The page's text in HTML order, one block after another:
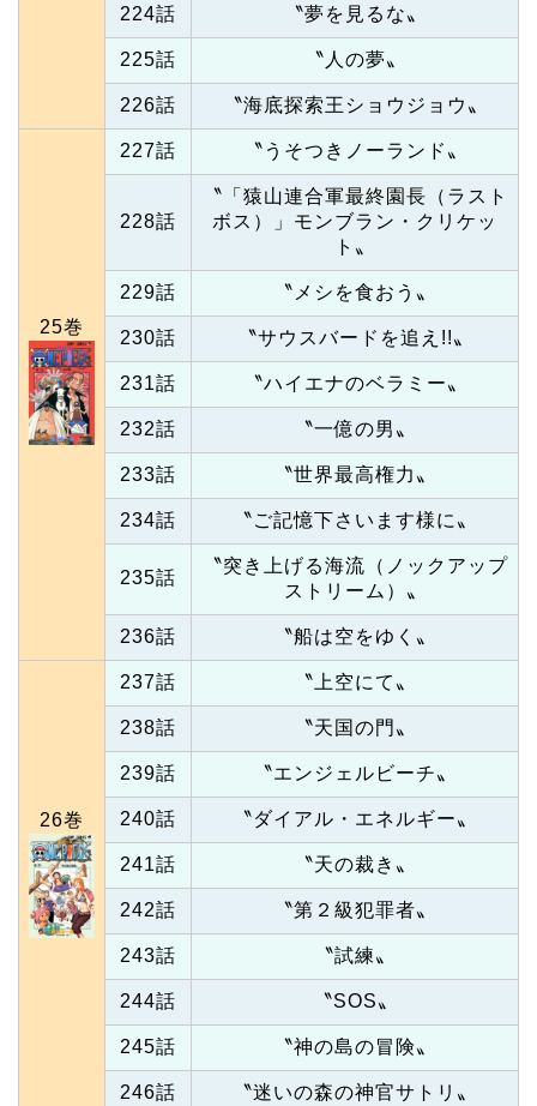
224話 〝夢を見るな〟
225話 〝人の夢〟
226話 〝海底探索王ショウジョウ〟
25巻
227話 〝うそつきノーランド〟
228話
〝「猿山連合軍最終園長（ラスト
ボス）」モンブラン・クリケッ
ト〟
229話 〝メシを食おう〟
230話 〝サウスバードを追え!!〟
231話 〝ハイエナのベラミー〟
232話 〝一億の男〟
233話 〝世界最高権力〟
234話 〝ご記憶下さいます様に〟
235話
〝突き上げる海流（ノックアップ
ストリーム）〟
236話 〝船は空をゆく〟
26巻
237話 〝上空にて〟
238話 〝天国の門〟
239話 〝エンジェルビーチ〟
240話 〝ダイアル・エネルギー〟
241話 〝天の裁き〟
242話 〝第２級犯罪者〟
243話 〝試練〟
244話 〝SOS〟
245話 〝神の島の冒険〟
246話 〝迷いの森の神官サトリ〟